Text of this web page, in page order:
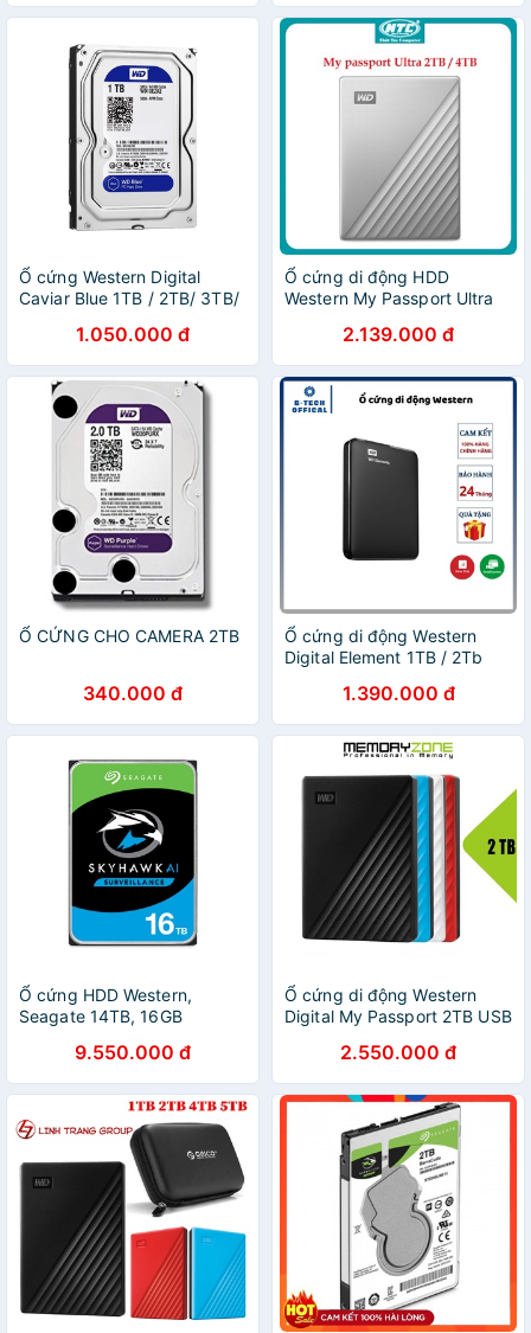
Ổ cứng Western Digital
Caviar Blue 1TB / 2TB/ 3TB/
Chính hãng BH 24 tháng
1.050.000 đ
Ổ cứng di động HDD
Western My Passport Ultra
(Bạc) - Nhất Tín Computer
2.139.000 đ
Ổ CỨNG CHO CAMERA 2TB
340.000 đ
Ổ cứng di động Western
Digital Element 1TB / 2Tb
chính hãng bảo hành 24
tháng
1.390.000 đ
Ổ cứng HDD Western,
Seagate 14TB, 16GB
9.550.000 đ
Ổ cứng di động Western
Digital My Passport 2TB USB
tại WD Việt Nam
2.550.000 đ